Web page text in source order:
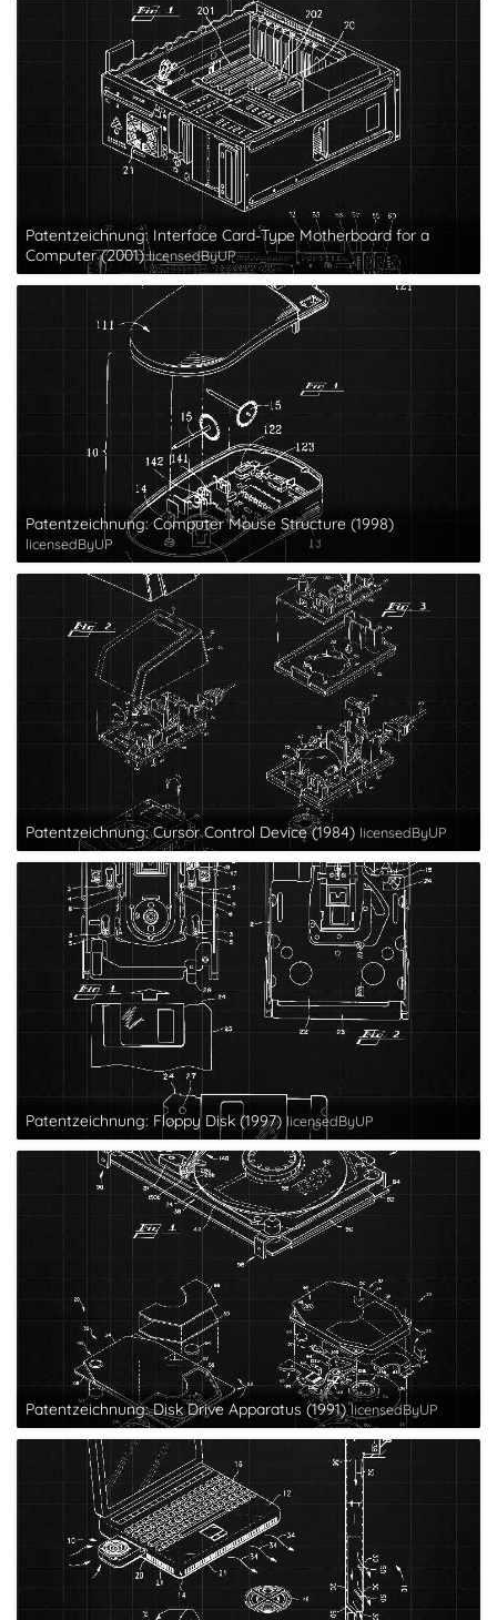
Patentzeichnung: Interface Card-Type Motherboard for a
Computer (2001) licensedByUP
Patentzeichnung: Computer Mouse Structure (1998)
licensedByUP
Patentzeichnung: Cursor Control Device (1984) licensedByUP
Patentzeichnung: Floppy Disk (1997) licensedByUP
Patentzeichnung: Disk Drive Apparatus (1991) licensedByUP